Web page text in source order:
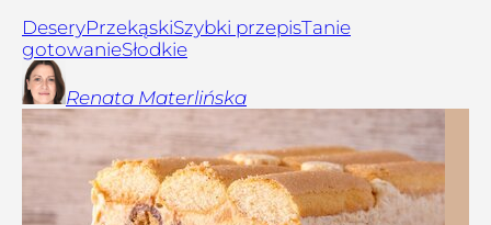
DeseryPrzekąskiSzybki przepisTanie
gotowanieSłodkie
Renata Materlińska